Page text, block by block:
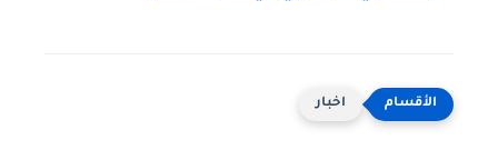
اخبار